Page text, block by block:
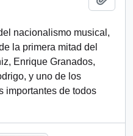
nacionalismo musical,
la primera mitad del
Enrique Granados,
y uno de los
importantes de todos